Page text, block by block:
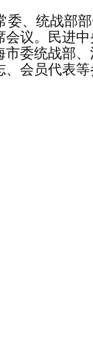
委、统战部
会议。民进
市委统战部
、会员代表